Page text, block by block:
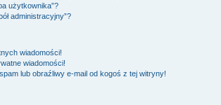
użytkownika”?
administracyjny”?
wiadomości!
wiadomości!
lub obraźliwy e-mail od kogoś z tej witryny!